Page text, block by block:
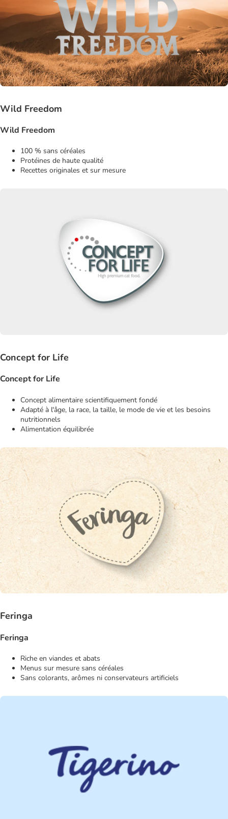
Wild Freedom
Wild Freedom
100 % sans céréales
Protéines de haute qualité
Recettes originales et sur mesure
Concept for Life
Concept for Life
Concept alimentaire scientifiquement fondé
Adapté à l'âge, la race, la taille, le mode de vie et les besoins
nutritionnels
Alimentation équilibrée
Feringa
Feringa
Riche en viandes et abats
Menus sur mesure sans céréales
Sans colorants, arômes ni conservateurs artificiels